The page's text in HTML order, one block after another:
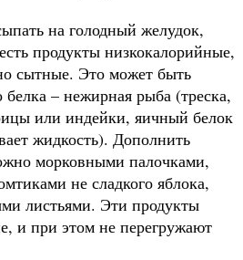
на голодный желудок,
продукты низкокалорийные,
сытные. Это может быть
– нежирная рыба (треска,
или индейки, яичный белок
жидкость). Дополнить
морковными палочками,
не сладкого яблока,
листьями. Эти продукты
и при этом не перегружают